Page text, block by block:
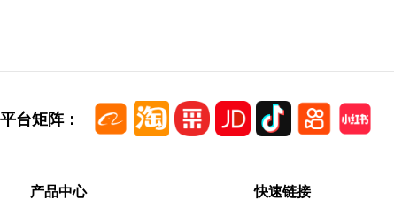
平台矩阵：
产品中心 快速链接